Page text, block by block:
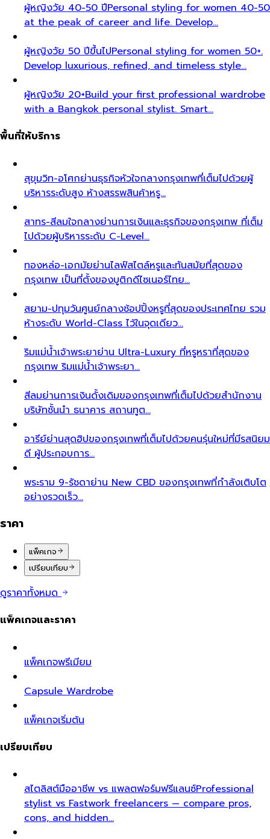
ผู้หญิงวัย 40-50 ปีPersonal styling for women 40-50
at the peak of career and life. Develop…
ผู้หญิงวัย 50 ปีขึ้นไปPersonal styling for women 50+.
Develop luxurious, refined, and timeless style…
ผู้หญิงวัย 20+Build your first professional wardrobe
with a Bangkok personal stylist. Smart…
พื้นที่ให้บริการ
สุขุมวิท-อโศกย่านธุรกิจหัวใจกลางกรุงเทพที่เต็มไปด้วยผู้
บริหารระดับสูง ห้างสรรพสินค้าหรู…
สาทร-สีลมใจกลางย่านการเงินและธุรกิจของกรุงเทพ ที่เต็ม
ไปด้วยผู้บริหารระดับ C-Level…
ทองหล่อ-เอกมัยย่านไลฟ์สไตล์หรูและทันสมัยที่สุดของ
กรุงเทพ เป็นที่ตั้งของบูติกดีไซเนอร์ไทย…
สยาม-ปทุมวันศูนย์กลางช้อปปิ้งหรูที่สุดของประเทศไทย รวม
ห้างระดับ World-Class ไว้ในจุดเดียว…
ริมแม่น้ำเจ้าพระยาย่าน Ultra-Luxury ที่หรูหราที่สุดของ
กรุงเทพ ริมแม่น้ำเจ้าพระยา…
สีลมย่านการเงินดั้งเดิมของกรุงเทพที่เต็มไปด้วยสำนักงาน
บริษัทชั้นนำ ธนาคาร สถานทูต…
อารีย์ย่านสุดฮิปของกรุงเทพที่เต็มไปด้วยคนรุ่นใหม่ที่มีรสนิยม
ดี ผู้ประกอบการ…
พระราม 9-รัชดาย่าน New CBD ของกรุงเทพที่กำลังเติบโต
อย่างรวดเร็ว…
ราคา
แพ็คเกจ
เปรียบเทียบ
ดูราคาทั้งหมด
แพ็คเกจและราคา
แพ็คเกจพรีเมียม
Capsule Wardrobe
แพ็คเกจเริ่มต้น
เปรียบเทียบ
สไตลิสต์มืออาชีพ vs แพลตฟอร์มฟรีแลนซ์Professional
stylist vs Fastwork freelancers — compare pros,
cons, and hidden…